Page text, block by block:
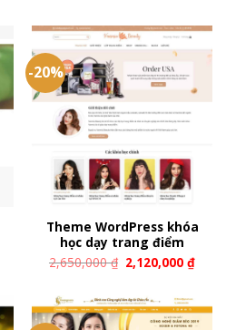
-20%
Theme WordPress khóa
học dạy trang điểm
2,650,000₫ 2,120,000₫